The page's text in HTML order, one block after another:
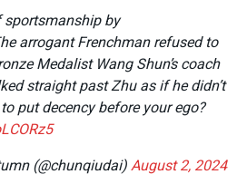
by
arrogant Frenchman refused to
Medalist Wang Shun’s coach
straight past Zhu as if he didn’t
put decency before your ego?
(@chunqiudai)August 2, 2024